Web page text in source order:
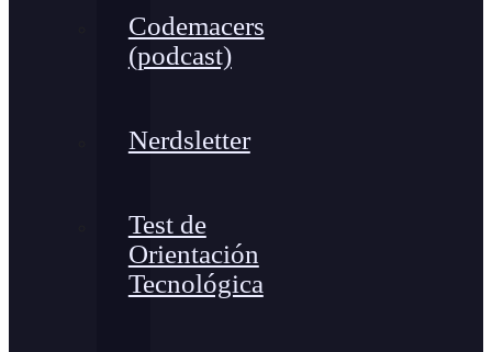
Codemacers
(podcast)
Nerdsletter
Test de
Orientación
Tecnológica